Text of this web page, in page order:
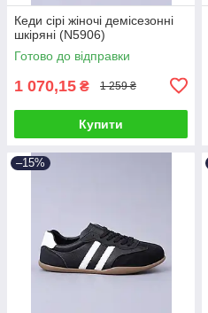
Кеди сірі жіночі демісезонні
шкіряні (N5906)
Готово до відправки
1 070,15 ₴ 1 259 ₴
Купити
–15%